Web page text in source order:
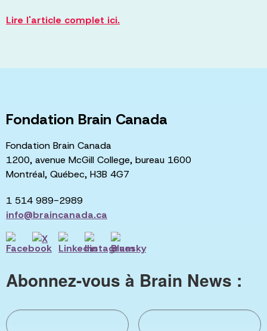
Lire l'article complet ici.
Fondation Brain Canada
Fondation Brain Canada
1200, avenue McGill College, bureau 1600
Montréal, Québec, H3B 4G7
1 514 989-2989
info@braincanada.ca
Abonnez-vous à Brain News :